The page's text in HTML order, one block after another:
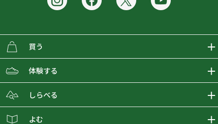
買う
ECMALLの商品をさがす
取り扱いブランド一覧
体験する
おとな女子登山部
しらべる
登山レポート
よむ